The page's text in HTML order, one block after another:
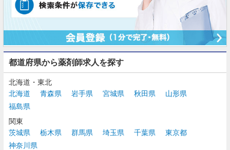
都道府県から薬剤師求人を探す
北海道・東北
北海道
青森県 岩手県 宮城県 秋田県
山形県
福島県
関東
茨城県
栃木県 群馬県 埼玉県 千葉県
東京都
神奈川県